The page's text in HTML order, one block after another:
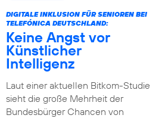
DIGITALE INKLUSION FÜR SENIOREN BEI
TELEFÓNICA DEUTSCHLAND:
Keine Angst vor
Künstlicher
Intelligenz
Laut einer aktuellen Bitkom-Studie
sieht die große Mehrheit der
Bundesbürger Chancen von